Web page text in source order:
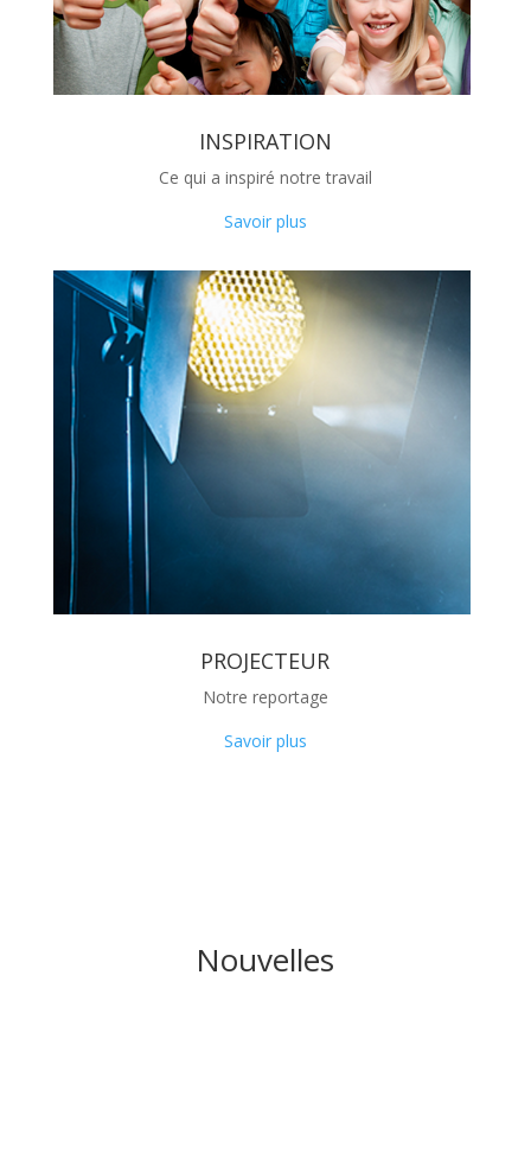
INSPIRATION
Ce qui a inspiré notre travail
Savoir plus
PROJECTEUR
Notre reportage
Savoir plus
Nouvelles